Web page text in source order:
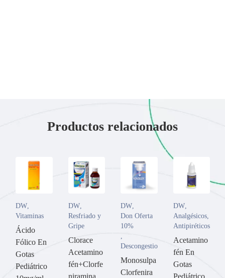
Productos relacionados
DW,
Vitaminas
Ácido
Fólico En
Gotas
Pediátrico
DW,
Resfriado y
Gripe
Clorace
Acetamino
fén+Clorfe
niramina
DW,
Don Oferta
10%
,
Descongestionantes
Monosulpa
Clorfenira
DW,
Analgésicos,
Antipiréticos
Acetamino
fén En
Gotas
Pediátrico